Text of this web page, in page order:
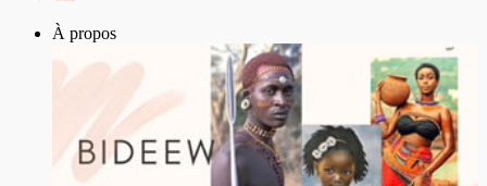
À propos